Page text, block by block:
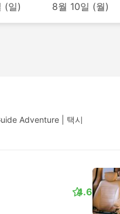
(일) 8월 10일 (월)
Adventure 택시
4.6